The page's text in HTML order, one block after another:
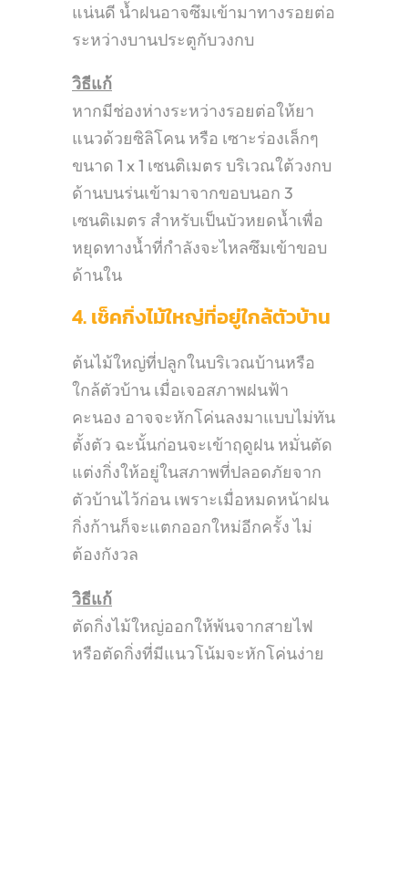
แน่นดี น้ำฝนอาจซึมเข้ามาทางรอยต่อ
ระหว่างบานประตูกับวงกบ
วิธีแก้
หากมีช่องห่างระหว่างรอยต่อให้ยา
แนวด้วยซิลิโคน หรือ เซาะร่องเล็กๆ
ขนาด 1 x 1 เซนติเมตร บริเวณใต้วงกบ
ด้านบนร่นเข้ามาจากขอบนอก 3
เซนติเมตร สำหรับเป็นบัวหยดน้ำเพื่อ
หยุดทางน้ำที่กำลังจะไหลซึมเข้าขอบ
ด้านใน
4. เช็คกิ่งไม้ใหญ่ที่อยู่ใกล้ตัวบ้าน
ต้นไม้ใหญ่ที่ปลูกในบริเวณบ้านหรือ
ใกล้ตัวบ้าน เมื่อเจอสภาพฝนฟ้า
คะนอง อาจจะหักโค่นลงมาแบบไม่ทัน
ตั้งตัว ฉะนั้นก่อนจะเข้าฤดูฝน หมั่นตัด
แต่งกิ่งให้อยู่ในสภาพที่ปลอดภัยจาก
ตัวบ้านไว้ก่อน เพราะเมื่อหมดหน้าฝน
กิ่งก้านก็จะแตกออกใหม่อีกครั้ง ไม่
ต้องกังวล
วิธีแก้
ตัดกิ่งไม้ใหญ่ออกให้พ้นจากสายไฟ
หรือตัดกิ่งที่มีแนวโน้มจะหักโค่นง่าย